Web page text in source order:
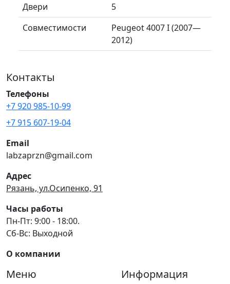
Двери
5
Совместимости
Peugeot 4007 I (2007—
2012)
Контакты
Телефоны
+7 920 985-10-99
+7 915 607-19-04
Email
labzaprzn@gmail.com
Адрес
Рязань, ул.Осипенко, 91
Часы работы
Пн-Пт: 9:00 - 18:00.
Сб-Вс: Выходной
О компании
Меню Информация